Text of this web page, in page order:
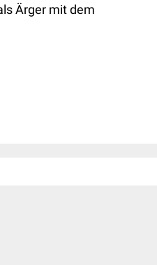
Ärger mit dem